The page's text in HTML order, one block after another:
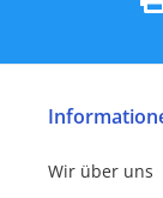
Wir über uns